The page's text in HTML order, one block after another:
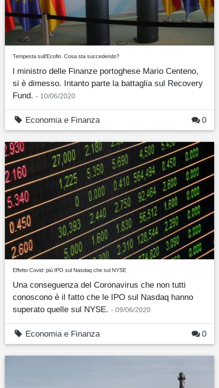
Tempesta sull’Ecofin. Cosa sta succedendo?
l ministro delle Finanze portoghese Mario Centeno,
si è dimesso. Intanto parte la battaglia sul Recovery
Fund. - 10/06/2020
Economia e Finanza 0
Effetto Covid: più IPO sul Nasdaq che sul NYSE
Una conseguenza del Coronavirus che non tutti
conoscono è il fatto che le IPO sul Nasdaq hanno
superato quelle sul NYSE. - 09/06/2020
Economia e Finanza 0